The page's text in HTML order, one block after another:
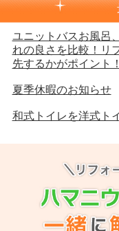
ユニットバスお風呂
れの良さを比較！リ
先するかがポイント
夏季休暇のお知らせ
和式トイレを洋式ト